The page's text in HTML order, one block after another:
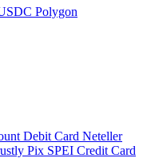
Polygon
Debit Card Neteller
Pix SPEI Credit Card